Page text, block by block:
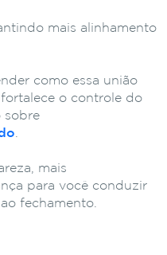
mais alinhamento
como essa união
o controle do
sobre
mais
para você conduzir
fechamento.